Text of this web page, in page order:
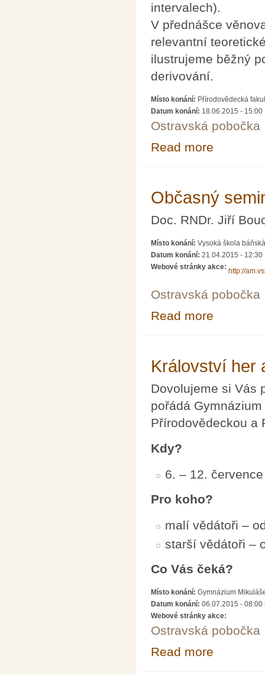
intervalech).
V přednášce
relevantní
ilustrujeme běžný
derivování.
Místo konání: Přírodovědecká
Datum konání: 18.06.2015 - 15:00
Ostravská pobočka
Read more
Občasný
Doc. RNDr. Jiří
Místo konání: Vysoká škola
Datum konání: 21.04.2015 - 12:30
Webové stránky akce:
http://
Ostravská pobočka
Read more
Království her
Dovolujeme si Vás
pořádá
Přírodovědeckou a
Kdy?
6. – 12.
Pro koho?
malí vědátoři –
starší vědátoři –
Co Vás čeká?
Místo konání: Gymnázium
Datum konání: 06.07.2015 - 08:00
Webové stránky akce:
Ostravská pobočka
Read more